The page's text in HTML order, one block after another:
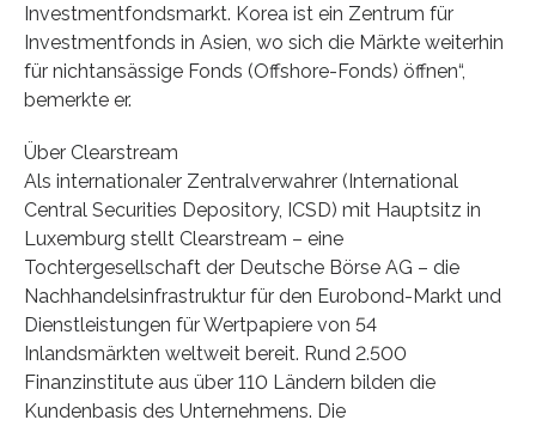
Investmentfondsmarkt. Korea ist ein Zentrum für
Investmentfonds in Asien, wo sich die Märkte weiterhin
für nichtansässige Fonds (Offshore-Fonds) öffnen“,
bemerkte er.
Über Clearstream
Als internationaler Zentralverwahrer (International
Central Securities Depository, ICSD) mit Hauptsitz in
Luxemburg stellt Clearstream – eine
Tochtergesellschaft der Deutsche Börse AG – die
Nachhandelsinfrastruktur für den Eurobond-Markt und
Dienstleistungen für Wertpapiere von 54
Inlandsmärkten weltweit bereit. Rund 2.500
Finanzinstitute aus über 110 Ländern bilden die
Kundenbasis des Unternehmens. Die